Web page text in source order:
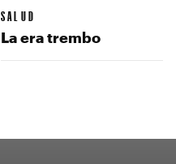
SALUD
La era trembo